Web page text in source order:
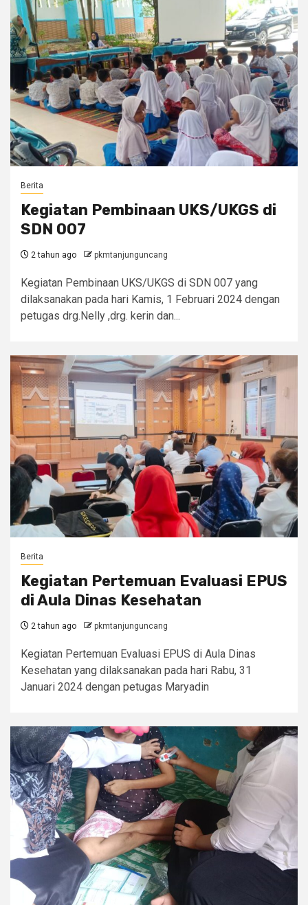
Berita
Kegiatan Pembinaan UKS/UKGS di
SDN 007
2 tahun ago pkmtanjunguncang
Kegiatan Pembinaan UKS/UKGS di SDN 007 yang
dilaksanakan pada hari Kamis, 1 Februari 2024 dengan
petugas drg.Nelly ,drg. kerin dan...
Berita
Kegiatan Pertemuan Evaluasi EPUS
di Aula Dinas Kesehatan
2 tahun ago pkmtanjunguncang
Kegiatan Pertemuan Evaluasi EPUS di Aula Dinas
Kesehatan yang dilaksanakan pada hari Rabu, 31
Januari 2024 dengan petugas Maryadin